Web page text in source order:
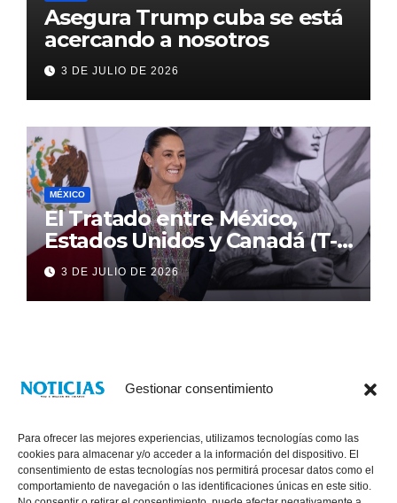
Gestionar consentimiento
Para ofrecer las mejores experiencias, utilizamos tecnologías como las
cookies para almacenar y/o acceder a la información del dispositivo. El
consentimiento de estas tecnologías nos permitirá procesar datos como el
comportamiento de navegación o las identificaciones únicas en este sitio.
Asegura Trump cuba se está
acercando a nosotros
3 DE JULIO DE 2026
MÉXICO
El Tratado entre México,
Estados Unidos y Canadá (T-
MEC) se mantiene hasta el
2036: Presidenta Claudia
Sheinbaum
3 DE JULIO DE 2026